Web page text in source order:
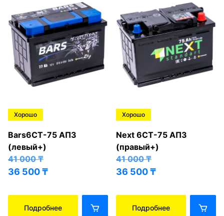
Хорошо
Bars6СТ-75 АПЗ
(левый+)
41 000₸
36 500₸
Подробнее
Хорошо
Next 6СТ-75 АПЗ
(правый+)
41 000₸
36 500₸
Подробнее